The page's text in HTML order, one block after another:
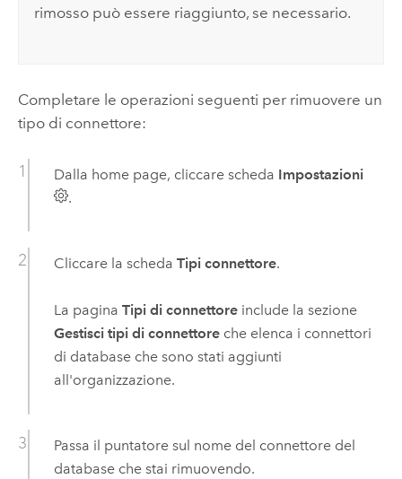
rimosso può essere riaggiunto, se necessario.
Completare le operazioni seguenti per rimuovere un
tipo di connettore:
Dalla home page, cliccare scheda Impostazioni
.
Cliccare la scheda Tipi connettore.
La pagina Tipi di connettoreinclude la sezione
Gestisci tipi di connettoreche elenca i connettori
di database che sono stati aggiunti
all'organizzazione.
Passa il puntatore sul nome del connettore del
database che stai rimuovendo.